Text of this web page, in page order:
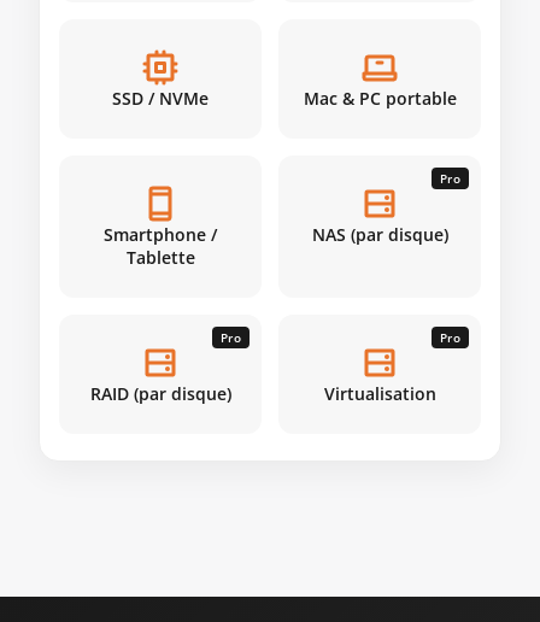
SSD / NVMe Mac & PC portable
Smartphone /
Tablette
Pro
NAS (par disque)
Pro
RAID (par disque)
Pro
Virtualisation